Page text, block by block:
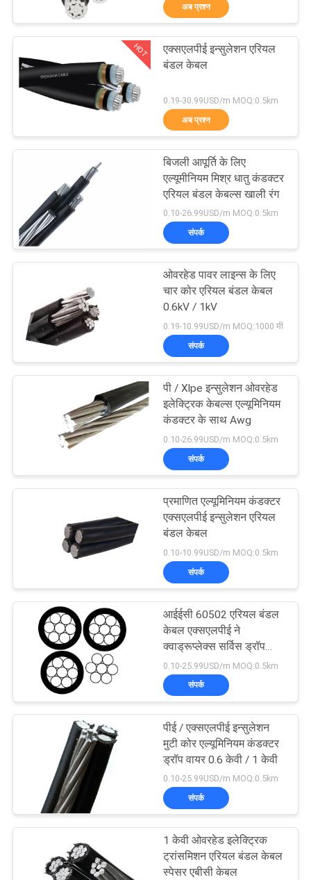
फैक्टरी
यात्रा
गुणवत्ता
नियंत्रण
संपर्क
करें
BLOG
एक
गोपनीयता
पीवीसी इन्सुलेट केबल्स
विद्युत केबल वायर
197
कम धुआं शून्य हलोजन
केबल
140
आग प्रतिरोधी केबल
108
नंगे कंडक्टर
एरियल बंडल केबल
अब प्रश्न
HOT
एक्सएलपीई इन्सुलेशन एरियल
बंडल केबल
0.19-30.99USD/m MOQ:0.5km
अब प्रश्न
बिजली आपूर्ति के लिए
एल्यूमीनियम मिश्र धातु कंडक्टर
एरियल बंडल केबल्स खाली रंग
0.10-26.99USD/m MOQ:0.5km
संपर्क
ओवरहेड पावर लाइन्स के लिए
चार कोर एरियल बंडल केबल
0.6kV / 1kV
0.19-10.99USD/m MOQ:1000 मी
संपर्क
पी / Xlpe इन्सुलेशन ओवरहेड
इलेक्ट्रिक केबल्स एल्यूमिनियम
कंडक्टर के साथ Awg
0.10-26.99USD/m MOQ:0.5km
संपर्क
प्रमाणित एल्यूमिनियम कंडक्टर
एक्सएलपीई इन्सुलेशन एरियल
बंडल केबल
0.10-10.99USD/m MOQ:0.5km
संपर्क
आईईसी 60502 एरियल बंडल
केबल एक्सएलपीई ने
क्वाड्रूप्लेक्स सर्विस ड्रॉप
वायर को इन्सुलेट किया
0.10-25.99USD/m MOQ:0.5km
संपर्क
पीई / एक्सएलपीई इन्सुलेशन
मुटी कोर एल्यूमिनियम कंडक्टर
ड्रॉप वायर 0.6 केवी / 1 केवी
0.10-25.99USD/m MOQ:0.5km
संपर्क
1 केवी ओवरहेड इलेक्ट्रिक
ट्रांसमिशन एरियल बंडल केबल
स्पेसर एबीसी केबल